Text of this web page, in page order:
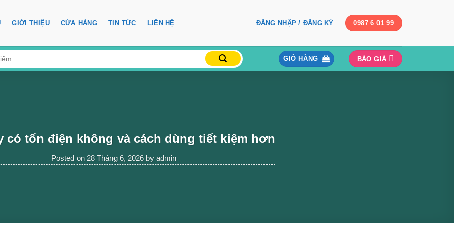
GIỚI THIỆU CỬA HÀNG TIN TỨC LIÊN HỆ ĐĂNG NHẬP / ĐĂNG KÝ 0987 6 01 99
GIỎ HÀNG BÁO GIÁ
có tốn điện không và cách dùng tiết kiệm hơn
Posted on 28 Tháng 6, 2026by admin